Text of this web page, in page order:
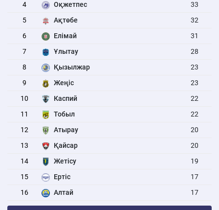
4
Оқжетпес
33
5
Ақтөбе
32
6
Елімай
31
7
Ұлытау
28
8
Қызылжар
23
9
Жеңіс
23
10
Каспий
22
11
Тобыл
22
12
Атырау
20
13
Қайсар
20
14
Жетісу
19
15
Ертіс
17
16
Алтай 17